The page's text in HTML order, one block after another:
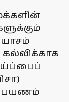
கல்விக்காக
பயணம்